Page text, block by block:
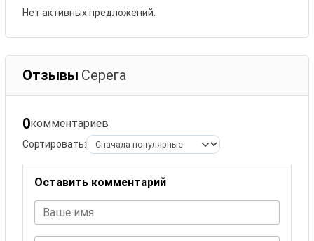
Нет активных предложений.
Отзывы Серега
0комментариев
Сортировать:
Оставить комментарий
Ваше имя